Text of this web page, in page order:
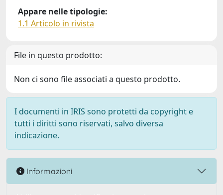
Appare nelle tipologie:
1.1 Articolo in rivista
File in questo prodotto:
Non ci sono file associati a questo prodotto.
I documenti in IRIS sono protetti da copyright e
tutti i diritti sono riservati, salvo diversa
indicazione.
Informazioni